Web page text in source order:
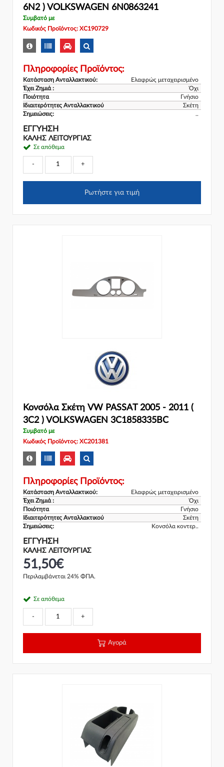
6N2 ) VOLKSWAGEN 6N0863241
Συμβατό με
Κωδικός Προϊόντος: XC190729
Πληροφορίες Προϊόντος:
Κατάσταση Ανταλλακτικού:
Ελαφρώς μεταχειρισμένο
Έχει Ζημιά :
Όχι
Ποιότητα
Γνήσιο
Ιδιαιτερότητες Ανταλλακτικού
Σκέτη
Σημειώσεις:
..
ΕΓΓΎΗΣΗ
ΚΑΛΗΣ ΛΕΙΤΟΥΡΓΙΑΣ
Σε απόθεμα
- +
Ρωτήστε για τιμή
Κονσόλα Σκέτη VW PASSAT 2005 - 2011 (
3C2 ) VOLKSWAGEN 3C1858335BC
Συμβατό με
Κωδικός Προϊόντος: XC201381
Πληροφορίες Προϊόντος:
Κατάσταση Ανταλλακτικού:
Ελαφρώς μεταχειρισμένο
Έχει Ζημιά :
Όχι
Ποιότητα
Γνήσιο
Ιδιαιτερότητες Ανταλλακτικού
Σκέτη
Σημειώσεις:
Κονσόλα κοντερ..
ΕΓΓΎΗΣΗ
ΚΑΛΗΣ ΛΕΙΤΟΥΡΓΙΑΣ
51,50€
Περιλαμβάνεται 24% ΦΠΑ.
Σε απόθεμα
- +
Αγορά